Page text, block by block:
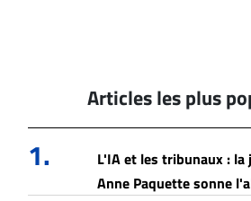
Articles les plus
1.
L'IA et les tribunaux :
Anne Paquette sonne